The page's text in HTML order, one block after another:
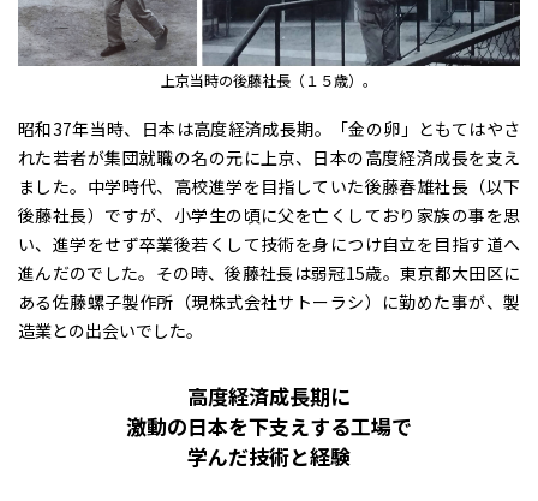
上京当時の後藤社長（１５歳）。
昭和37年当時、日本は高度経済成長期。「金の卵」ともてはやさ
れた若者が集団就職の名の元に上京、日本の高度経済成長を支え
ました。中学時代、高校進学を目指していた後藤春雄社長（以下
後藤社長）ですが、小学生の頃に父を亡くしており家族の事を思
い、進学をせず卒業後若くして技術を身につけ自立を目指す道へ
進んだのでした。その時、後藤社長は弱冠15歳。東京都大田区に
ある佐藤螺子製作所（現株式会社サトーラシ）に勤めた事が、製
造業との出会いでした。
高度経済成長期に
激動の日本を下支えする工場で
学んだ技術と経験